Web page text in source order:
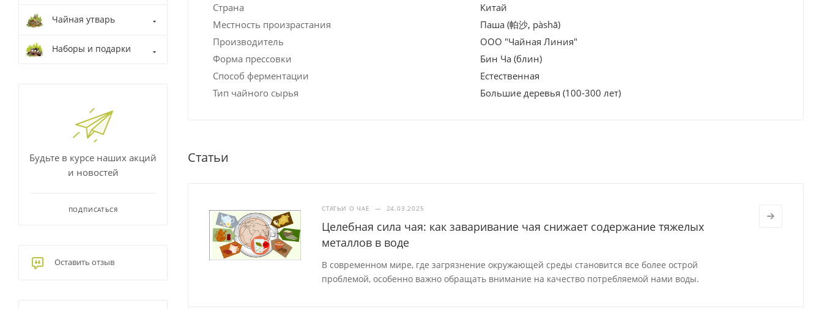
Страна
Китай
Местность произрастания
Паша (帕沙, pàshā)
Производитель
ООО "Чайная Линия"
Форма прессовки
Бин Ча (блин)
Способ ферментации
Естественная
Тип чайного сырья
Большие деревья (100-300 лет)
Статьи
СТАТЬИ О ЧАЕ — 24.03.2025
Целебная сила чая: как заваривание чая снижает содержание тяжелых
металлов в воде
В современном мире, где загрязнение окружающей среды становится все более острой
проблемой, особенно важно обращать внимание на качество потребляемой нами воды.
Чайная утварь
Наборы и подарки
Будьте в курсе наших акций
и новостей
ПОДПИСАТЬСЯ
Оставить отзыв